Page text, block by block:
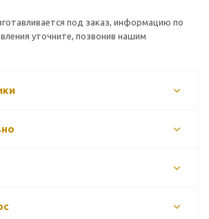
под заказ, информацию по
уточните, позвонив нашим